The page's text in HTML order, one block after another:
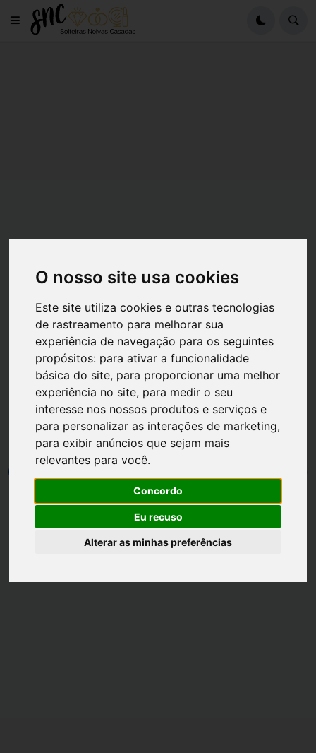
O nosso site usa cookies
Este site utiliza cookies e outras tecnologias
de rastreamento para melhorar sua
experiência de navegação para os seguintes
propósitos: para ativar a funcionalidade
básica do site, para proporcionar uma melhor
experiência no site, para medir o seu
interesse nos nossos produtos e serviços e
para personalizar as interações de marketing,
para exibir anúncios que sejam mais
relevantes para você.
Concordo
Eu recuso
Alterar as minhas preferências
Página inicial
Tendências de Unhas 2017